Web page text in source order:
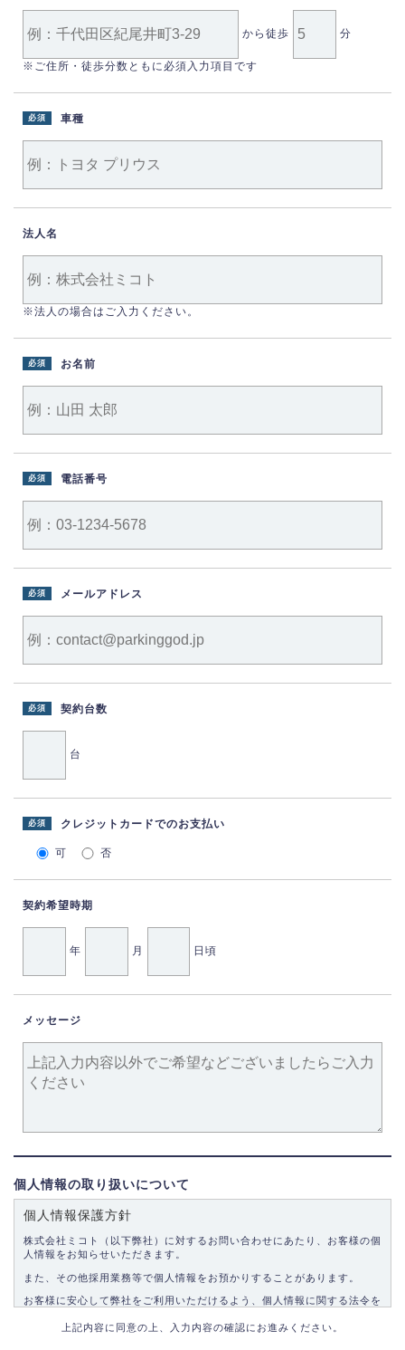
から徒歩 分
※ご住所・徒歩分数ともに必須入力項目です
車種
必須
法人名
※法人の場合はご入力ください。
お名前
必須
電話番号
必須
メールアドレス
必須
契約台数
必須
台
クレジットカードでのお支払い
必須
可 否
契約希望時期
年 月 日頃
メッセージ
個人情報の取り扱いについて
個人情報保護方針
株式会社ミコト（以下弊社）に対するお問い合わせにあたり、お客様の個
人情報をお知らせいただきます。
また、その他採用業務等で個人情報をお預かりすることがあります。
お客様に安心して弊社をご利用いただけるよう、個人情報に関する法令を
上記内容に同意の上、入力内容の確認にお進みください。